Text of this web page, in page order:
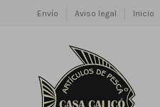
Envío Aviso legal Inicio